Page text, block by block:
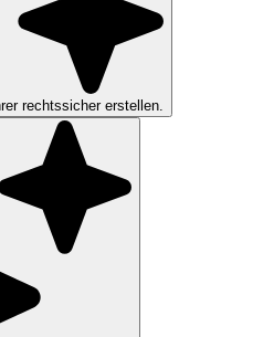
rechtssicher erstellen.